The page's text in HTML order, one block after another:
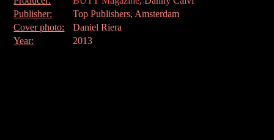
Publisher:
Top Publishers, Amsterdam
Cover photo:
Daniel Riera
Year:
2013